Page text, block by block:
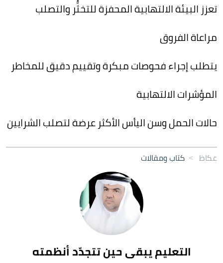
تعزز البيئة الالتهابية المحفزة للتخثُّر والتصلب
مراعاة الفروق
يتطلب إجراء فحوصات مبكرة وتقييم دقيق للمخاطر
المؤشرات الالتهابية
حالات الحمل وسن اليأس الأكثر عرضة لتصلب الشرايين
عكاظ > كتاب ومقالات
التعليم يبقى حين تتجدّد أنظمته